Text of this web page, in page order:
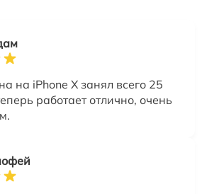
на iPhone X занял всего 25
работает отлично, очень